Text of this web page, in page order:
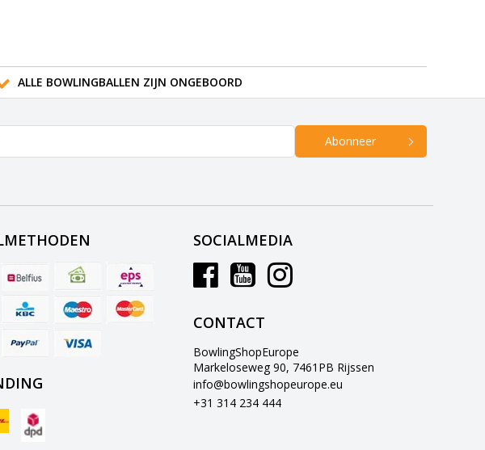
ALLE BOWLINGBALLEN ZIJN ONGEBOORD
Abonneer
SOCIALMEDIA
CONTACT
BowlingShopEurope
Markeloseweg 90, 7461PB Rijssen
info@bowlingshopeurope.eu
+31 314 234 444